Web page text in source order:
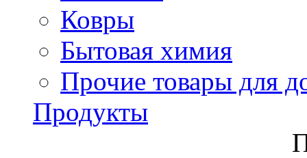
Ковры
Бытовая химия
Прочие товары для
Продукты